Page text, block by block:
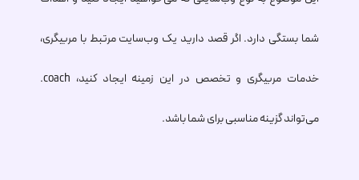
شما بستگی دارد. اگر قصد دارید یک وب‌سایت مرتبط با مربیگری،
خدمات مربیگری و تخصص در این زمینه ایجاد کنید، .coach
می‌تواند گزینه مناسبی برای شما باشد.